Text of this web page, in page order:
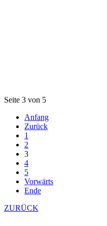
Seite 3 von 5
Anfang
Zurück
1
2
3
4
5
Vorwärts
Ende
ZURÜCK